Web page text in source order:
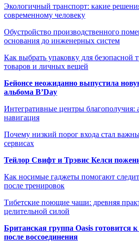
Экологичный транспорт: какие
современному человеку
Обустройство производственного
основания до инженерных систем
Как выбрать упаковку для безопасной
товаров и личных вещей
Бейонсе неожиданно выпустила
альбома B’Day
Интегративные центры благополучия:
навигация
Почему низкий порог входа стал
сервисах
Тейлор Свифт и Трэвис Келси
Как носимые гаджеты помогают
после тренировок
Тибетские поющие чаши: древняя
целительной силой
Британская группа Oasis готовится
после воссоединения